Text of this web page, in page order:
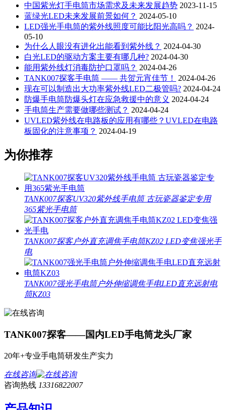
中国紫光灯手电筒市场需求及未来发展趋势 2023-11-15
蓝绿光LED未来发展前景如何？ 2024-05-10
LED强光手电筒的紫外线照度可能比阳光高吗？ 2024-
05-10
为什么人眼没有进化出能看到紫外线？ 2024-04-30
白光LED的驱动方案主要有哪几种? 2024-04-30
能用紫外线灯消毒防护口罩吗？ 2024-04-26
TANK007探客手电筒 —— 共贺元宵佳节！
2024-04-26
现在可以制造出大功率紫外线LED二极管吗? 2024-04-24
防爆手电筒防爆头灯在应急救援中的意义 2024-04-24
手电筒生产需要做哪些测试？ 2024-04-24
UVLED紫外线在电路板的应用有哪些？UVLED在电路
板固化的注意事项？ 2024-04-19
为你推荐
TANK007探客UV320紫外线手电筒 古玩瓷器鉴定专用
365紫光手电筒
TANK007探客户外直充调焦手电筒KZ02 LED变焦强光手
电
TANK007强光手电筒户外伸缩调焦手电LED直充远射电
筒KZ03
TANK007探客——国内LED手电筒龙头厂家
20年+专业手电筒研发生产实力
在线咨询
咨询热线 13316822007